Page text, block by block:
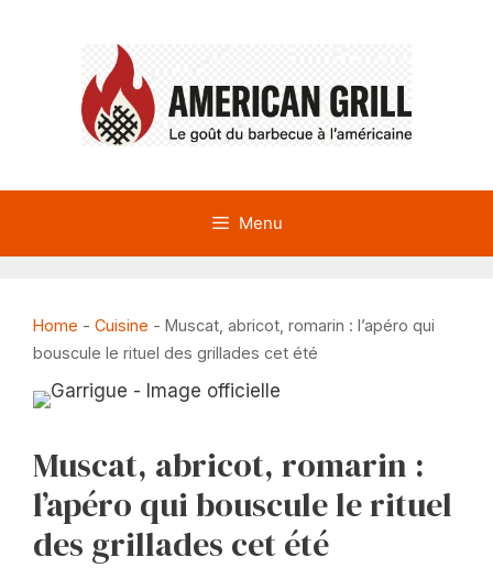
Menu
Home - Cuisine - Muscat, abricot, romarin : l’apéro qui
bouscule le rituel des grillades cet été
Muscat, abricot, romarin :
l’apéro qui bouscule le rituel
des grillades cet été